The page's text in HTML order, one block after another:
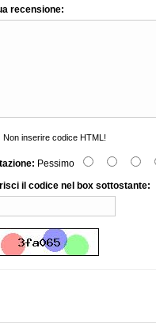
recensione:
Non inserire codice HTML!
Pessimo
il codice nel box sottostante: